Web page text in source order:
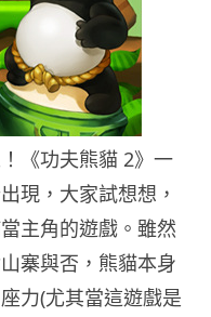
《功夫熊貓 2》一
現，大家試想想，
主角的遊戲。雖然
寨與否，熊貓本身
力(尤其當這遊戲是